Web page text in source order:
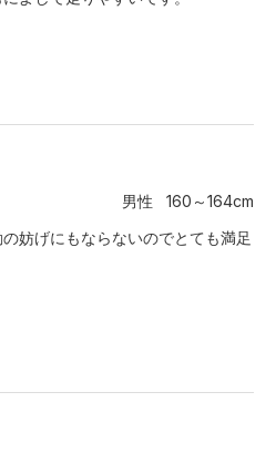
男性 160～164cm
妨げにもならないのでとても満足